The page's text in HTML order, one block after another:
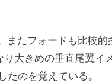
またフォードも比較的
大きめの垂直尾翼イ
のを覚えている。